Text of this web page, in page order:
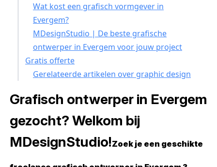
Wat kost een grafisch vormgever in
Evergem?
MDesignStudio | De beste grafische
ontwerper in Evergem voor jouw project
Gratis offerte
Gerelateerde artikelen over graphic design
Grafisch ontwerper in Evergem
gezocht? Welkom bij
MDesignStudio!Zoek je een geschikte